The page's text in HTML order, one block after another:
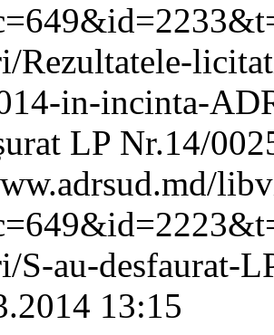
Rezultatele-
in-incinta-
LP Nr.14/
S-au-desfaurat-
13:15